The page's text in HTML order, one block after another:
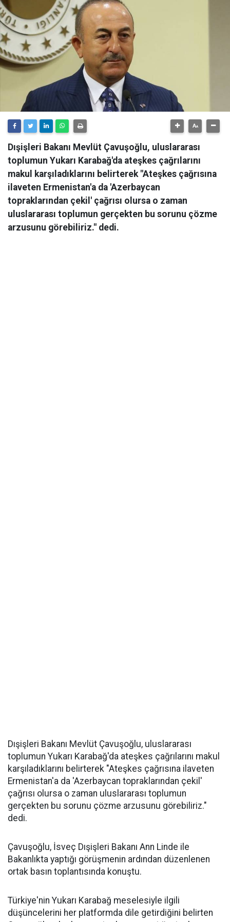
Dışişleri Bakanı Mevlüt Çavuşoğlu, uluslararası
toplumun Yukarı Karabağ'da ateşkes çağrılarını
makul karşıladıklarını belirterek "Ateşkes çağrısına
ilaveten Ermenistan'a da 'Azerbaycan
topraklarından çekil' çağrısı olursa o zaman
uluslararası toplumun gerçekten bu sorunu çözme
arzusunu görebiliriz." dedi.
Dışişleri Bakanı Mevlüt Çavuşoğlu, uluslararası
toplumun Yukarı Karabağ'da ateşkes çağrılarını makul
karşıladıklarını belirterek "Ateşkes çağrısına ilaveten
Ermenistan'a da 'Azerbaycan topraklarından çekil'
çağrısı olursa o zaman uluslararası toplumun
gerçekten bu sorunu çözme arzusunu görebiliriz."
dedi.
Çavuşoğlu, İsveç Dışişleri Bakanı Ann Linde ile
Bakanlıkta yaptığı görüşmenin ardından düzenlenen
ortak basın toplantısında konuştu.
Türkiye'nin Yukarı Karabağ meselesiyle ilgili
düşüncelerini her platformda dile getirdiğini belirten